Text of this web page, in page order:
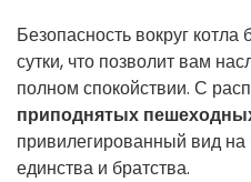
Безопасность вокруг
сутки, что позволит вам
полном спокойствии. С
приподнятых
привилегированный вид
единства и братства.